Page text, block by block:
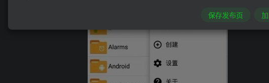
保存发布页